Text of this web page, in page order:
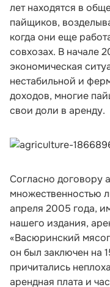
лет находятся в
пайщиков,
когда они еще
совхозах. В начале
экономическая
нестабильной и
доходов, многие
свои доли в аренду.
Согласно договору
множественностью
апреля 2005 года,
нашего издания,
«Васюринский
он был заключен на
причитались
арендная плата и